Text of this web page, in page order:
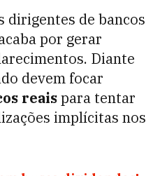
dirigentes de bancos
por gerar
Diante
devem focar
reaispara tentar
implícitas nos